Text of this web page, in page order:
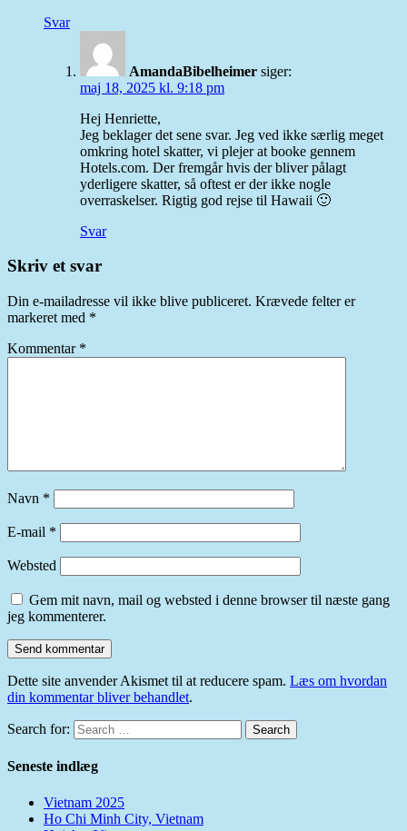
Svar
AmandaBibelheimer siger:
maj 18, 2025 kl. 9:18 pm
Hej Henriette,
Jeg beklager det sene svar. Jeg ved ikke særlig meget
omkring hotel skatter, vi plejer at booke gennem
Hotels.com. Der fremgår hvis der bliver pålagt
yderligere skatter, så oftest er der ikke nogle
overraskelser. Rigtig god rejse til Hawaii 🙂
Svar
Skriv et svar
Din e-mailadresse vil ikke blive publiceret. Krævede felter er
markeret med *
Kommentar *
Navn *
E-mail *
Websted
Gem mit navn, mail og websted i denne browser til næste gang
jeg kommenterer.
Dette site anvender Akismet til at reducere spam. Læs om hvordan
din kommentar bliver behandlet.
Search for: Search
Seneste indlæg
Vietnam 2025
Ho Chi Minh City, Vietnam